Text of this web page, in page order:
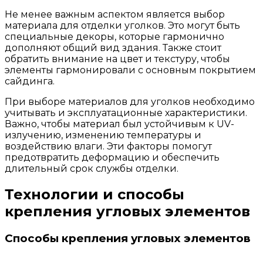
Не менее важным аспектом является выбор
материала для отделки уголков. Это могут быть
специальные декоры, которые гармонично
дополняют общий вид здания. Также стоит
обратить внимание на цвет и текстуру, чтобы
элементы гармонировали с основным покрытием
сайдинга.
При выборе материалов для уголков необходимо
учитывать и эксплуатационные характеристики.
Важно, чтобы материал был устойчивым к UV-
излучению, изменению температуры и
воздействию влаги. Эти факторы помогут
предотвратить деформацию и обеспечить
длительный срок службы отделки.
Технологии и способы
крепления угловых элементов
Способы крепления угловых элементов